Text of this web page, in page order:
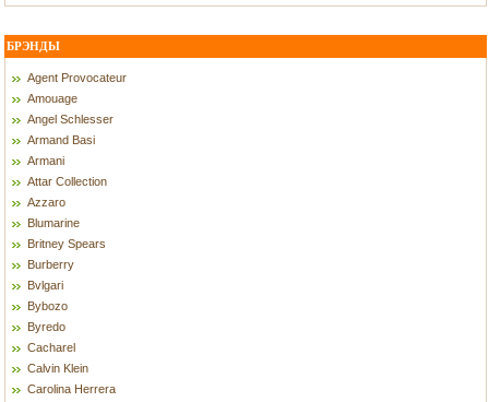
БРЭНДЫ
Agent Provocateur
Amouage
Angel Schlesser
Armand Basi
Armani
Attar Collection
Azzaro
Blumarine
Britney Spears
Burberry
Bvlgari
Bybozo
Byredo
Cacharel
Calvin Klein
Carolina Herrera